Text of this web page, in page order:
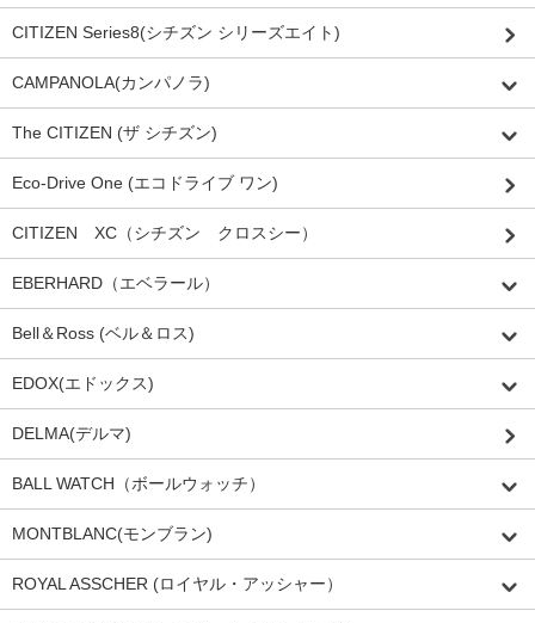
CITIZEN Series8(シチズン シリーズエイト)
CAMPANOLA(カンパノラ)
The CITIZEN (ザ シチズン)
Eco-Drive One (エコドライブ ワン)
CITIZEN XC（シチズン クロスシー）
EBERHARD（エベラール）
Bell＆Ross (ベル＆ロス)
EDOX(エドックス)
DELMA(デルマ)
BALL WATCH（ボールウォッチ）
MONTBLANC(モンブラン)
ROYAL ASSCHER (ロイヤル・アッシャー）